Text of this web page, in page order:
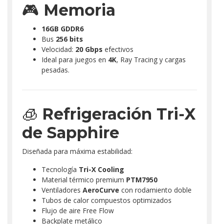
🎮 Memoria
16GB GDDR6
Bus 256 bits
Velocidad: 20 Gbps efectivos
Ideal para juegos en 4K, Ray Tracing y cargas
pesadas.
🧊 Refrigeración Tri-X
de Sapphire
Diseñada para máxima estabilidad:
Tecnología Tri-X Cooling
Material térmico premium PTM7950
Ventiladores AeroCurve con rodamiento doble
Tubos de calor compuestos optimizados
Flujo de aire Free Flow
Backplate metálico